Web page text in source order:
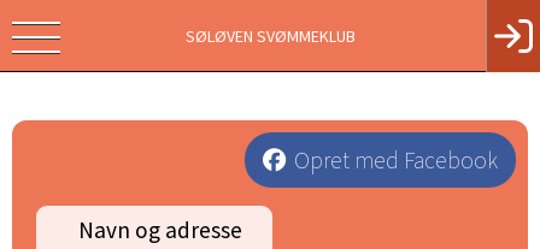
SØLØVEN SVØMMEKLUB
Opret med Facebook
Navn og adresse